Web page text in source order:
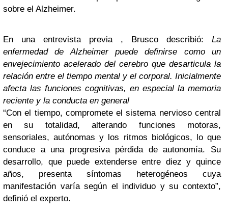
sobre el Alzheimer.
En una entrevista previa , Brusco describió: La
enfermedad de Alzheimer puede definirse como un
envejecimiento acelerado del cerebro que desarticula la
relación entre el tiempo mental y el corporal. Inicialmente
afecta las funciones cognitivas, en especial la memoria
reciente y la conducta en general
“Con el tiempo, compromete el sistema nervioso central
en su totalidad, alterando funciones motoras,
sensoriales, autónomas y los ritmos biológicos, lo que
conduce a una progresiva pérdida de autonomía. Su
desarrollo, que puede extenderse entre diez y quince
años, presenta síntomas heterogéneos cuya
manifestación varía según el individuo y su contexto”,
definió el experto.